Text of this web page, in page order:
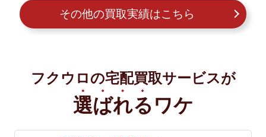
その他の買取実績はこちら
フクウロの宅配買取サービスが
選ばれる ワケ